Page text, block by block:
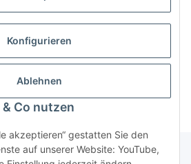
Konfigurieren
Ablehnen
Co nutzen
akzeptieren“ gestatten Sie den
auf unserer Website: YouTube,